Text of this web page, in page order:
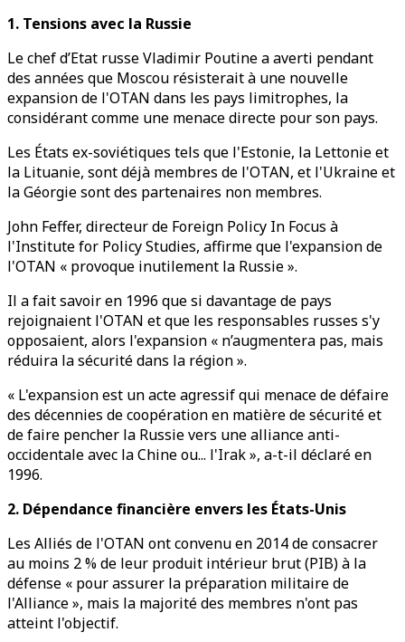
1. Tensions avec la Russie
Le chef d’Etat russe Vladimir Poutine a averti pendant
des années que Moscou résisterait à une nouvelle
expansion de l'OTAN dans les pays limitrophes, la
considérant comme une menace directe pour son pays.
Les États ex-soviétiques tels que l'Estonie, la Lettonie et
la Lituanie, sont déjà membres de l'OTAN, et l'Ukraine et
la Géorgie sont des partenaires non membres.
John Feffer, directeur de Foreign Policy In Focus à
l'Institute for Policy Studies, affirme que l'expansion de
l'OTAN « provoque inutilement la Russie ».
Il a fait savoir en 1996 que si davantage de pays
rejoignaient l'OTAN et que les responsables russes s'y
opposaient, alors l'expansion « n’augmentera pas, mais
réduira la sécurité dans la région ».
« L'expansion est un acte agressif qui menace de défaire
des décennies de coopération en matière de sécurité et
de faire pencher la Russie vers une alliance anti-
occidentale avec la Chine ou... l'Irak », a-t-il déclaré en
1996.
2. Dépendance financière envers les États-Unis
Les Alliés de l'OTAN ont convenu en 2014 de consacrer
au moins 2 % de leur produit intérieur brut (PIB) à la
défense « pour assurer la préparation militaire de
l'Alliance », mais la majorité des membres n'ont pas
atteint l'objectif.